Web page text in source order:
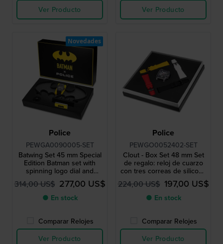
Ver Producto
Ver Producto
Police
PEWGA0090005-SET
Batwing Set 45 mm Special
Edition Batman set with
spinning logo dial and
Batwing spinner
314,00 US$ 277,00 US$
● En stock
Comparar Relojes
Ver Producto
Novedades
Police
PEWGO0052402-SET
Clout - Box Set 48 mm Set
de regalo: reloj de cuarzo
con tres correas de silicona
adicionales
224,00 US$ 197,00 US$
● En stock
Comparar Relojes
Ver Producto